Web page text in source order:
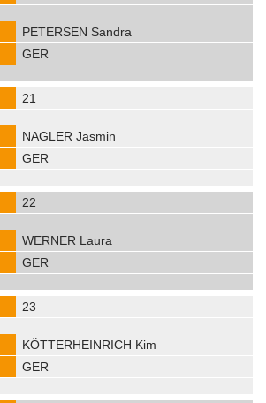
PETERSEN Sandra
GER
21
NAGLER Jasmin
GER
22
WERNER Laura
GER
23
KÖTTERHEINRICH Kim
GER